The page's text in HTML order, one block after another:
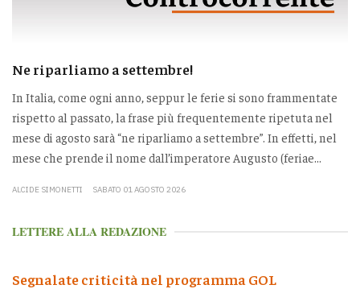
Ne riparliamo a settembre!
In Italia, come ogni anno, seppur le ferie si sono frammentate
rispetto al passato, la frase più frequentemente ripetuta nel
mese di agosto sarà “ne riparliamo a settembre”. In effetti, nel
mese che prende il nome dall’imperatore Augusto (feriae...
ALCIDE SIMONETTI SABATO 01 AGOSTO 2026
LETTERE ALLA REDAZIONE
Segnalate criticità nel programma GOL